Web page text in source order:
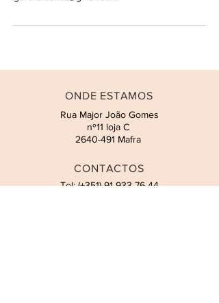
ONDE ESTAMOS
Rua Major João Gomes
nº11 loja C
2640-491 Mafra
CONTACTOS
Tel: (+351)91 933 76 44